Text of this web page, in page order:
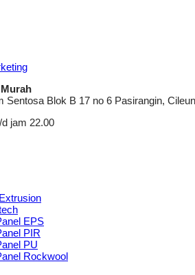
Sentosa Blok B 17 no 6 Pasirangin,
jam 22.00
EPS
PIR
PU
Rockwool